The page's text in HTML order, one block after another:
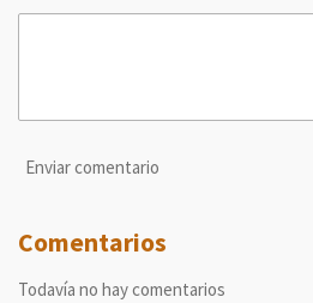
Enviar comentario
Comentarios
Todavía no hay comentarios